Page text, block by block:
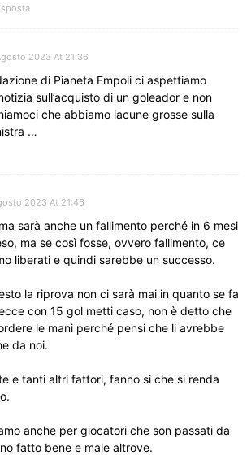
2023 At 21:36
di Pianeta Empoli ci aspettiamo
sull’acquisto di un goleador e non
che abbiamo lacune grosse sulla
…
2023 At 21:46
sarà anche un fallimento perché in 6 mesi
ma se così fosse, ovvero fallimento, ce
liberati e quindi sarebbe un successo.
la riprova non ci sarà mai in quanto se fa
con 15 gol metti caso, non è detto che
le mani perché pensi che li avrebbe
da noi.
e tanti altri fattori, fanno si che si renda
anche per giocatori che son passati da
fatto bene e male altrove.